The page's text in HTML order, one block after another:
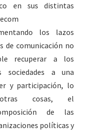
en sus distintas
los lazos
de comunicación no
recuperar a los
sociedades a una
y participación, lo
cosas, el
de las
políticas y